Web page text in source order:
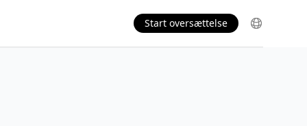
Start oversættelse